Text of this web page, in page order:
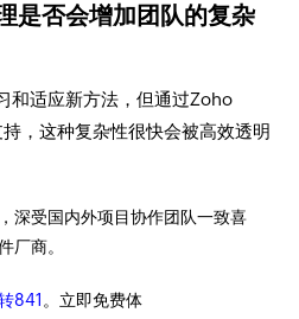
是否会增加团队的复杂
和适应新方法，但通过Zoho
，这种复杂性很快会被高效透明
，深受国内外项目协作团队一致喜
厂商。
841 。立即免费体